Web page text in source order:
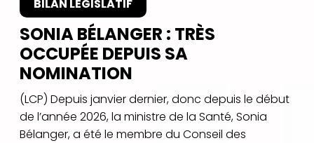
BILAN LÉGISLATIF
SONIA BÉLANGER : TRÈS
OCCUPÉE DEPUIS SA
NOMINATION
(LCP) Depuis janvier dernier, donc depuis le début
de l’année 2026, la ministre de la Santé, Sonia
Bélanger, a été le membre du Conseil des